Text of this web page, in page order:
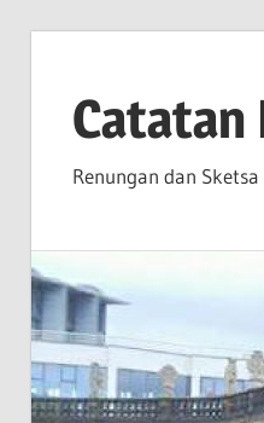
contentCatatan
Renungan dan